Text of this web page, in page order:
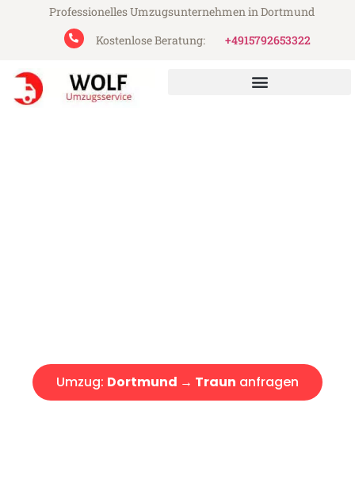
Professionelles Umzugsunternehmen in Dortmund
Kostenlose Beratung:
+4915792653322
Umzug: Dortmund → Traun anfragen